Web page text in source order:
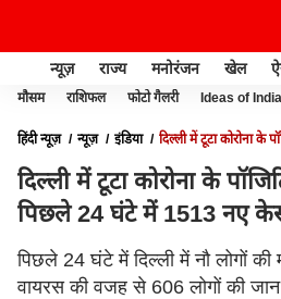
न्यूज़ राज्य मनोरंजन खेल
मौसम राशिफल फोटो गैलरी Ideas of India
हिंदी न्यूज़ न्यूज़ इंडिया
दिल्ली में टूटा कोरोना के
दिल्ली में टूटा कोरोना के
पिछले 24 घंटे में 1513 नए
पिछले 24 घंटे में दिल्ली में नौ लोगों
वायरस की वजह से 606 लोगों की